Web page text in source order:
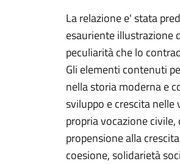
La relazione e' stata
esauriente illustrazione
peculiarità che lo
Gli elementi contenuti
nella storia moderna e
sviluppo e crescita
propria vocazione
propensione alla
coesione, solidarietà